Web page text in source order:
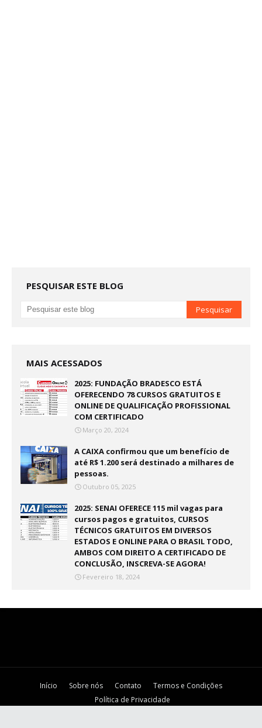
PESQUISAR ESTE BLOG
MAIS ACESSADOS
2025: FUNDAÇÃO BRADESCO ESTÁ
OFERECENDO 78 CURSOS GRATUITOS E
ONLINE DE QUALIFICAÇÃO PROFISSIONAL
COM CERTIFICADO
Março 20, 2024
A CAIXA confirmou que um benefício de
até R$ 1.200 será destinado a milhares de
pessoas.
Outubro 05, 2025
2025: SENAI OFERECE 115 mil vagas para
cursos pagos e gratuitos, CURSOS
TÉCNICOS GRATUITOS EM DIVERSOS
ESTADOS E ONLINE PARA O BRASIL TODO,
AMBOS COM DIREITO A CERTIFICADO DE
CONCLUSÃO, INSCREVA-SE AGORA!
Fevereiro 18, 2024
Início Sobre nós Contato
Termos e Condições
Política de Privacidade